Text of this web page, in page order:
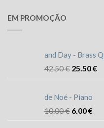
EM PROMOÇÃO
and Day - Brass
42.50€ 25.50€
de Noé - Piano
10.00€ 6.00€